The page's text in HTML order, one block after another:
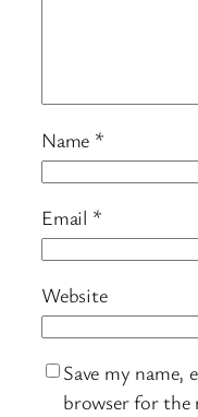
Name *
Email *
Website
Save my name,
browser for the